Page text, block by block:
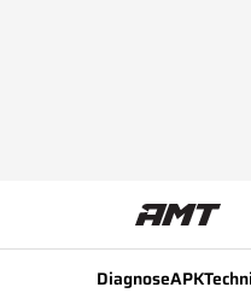
DiagnoseAPK